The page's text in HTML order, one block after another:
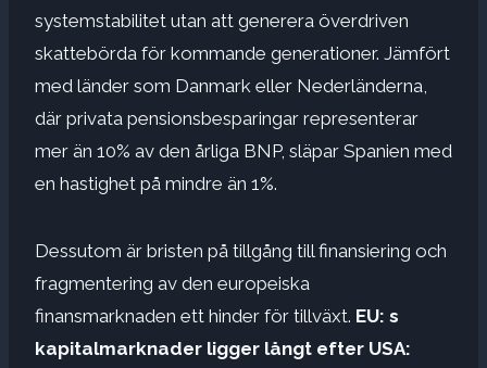
systemstabilitet utan att generera överdriven
skattebörda för kommande generationer. Jämfört
med länder som Danmark eller Nederländerna,
där privata pensionsbesparingar representerar
mer än 10% av den årliga BNP, släpar Spanien med
en hastighet på mindre än 1%.
Dessutom är bristen på tillgång till finansiering och
fragmentering av den europeiska
finansmarknaden ett hinder för tillväxt. EU: s
kapitalmarknader ligger långt efter USA: